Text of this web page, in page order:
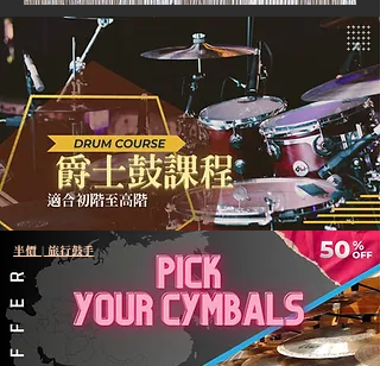
半價 | 旅行鼓手